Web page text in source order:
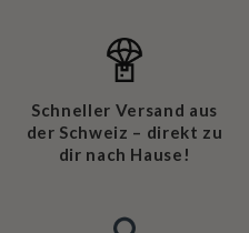
Schneller Versand aus
der Schweiz – direkt zu
dir nach Hause!